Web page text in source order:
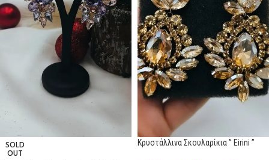
SOLD
OUT
Κρυστάλλινα Σκουλαρίκια ” Eirini ”